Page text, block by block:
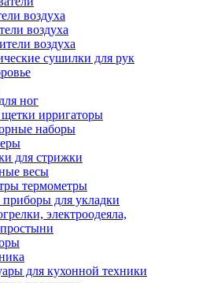
воздуха
воздуха
воздуха
сушилки для рук
ног
ирригаторы
наборы
для стрижки
весы
термометры
для укладки
электроодеяла,
для кухонной техники